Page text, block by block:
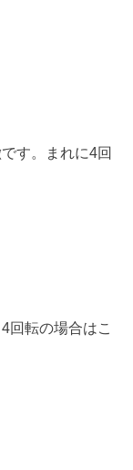
す。まれに4回
回転の場合はこ